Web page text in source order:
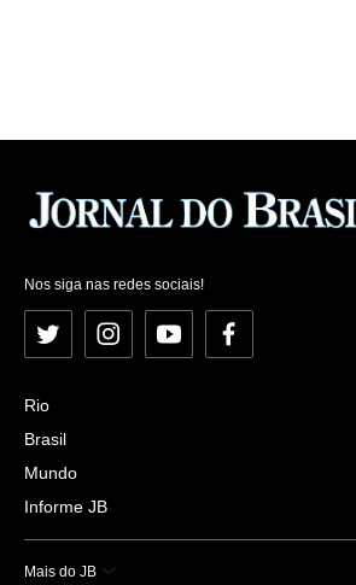
Nos siga nas redes sociais!
Twitter InstagramYouTubeFacebook
Rio
Brasil
Mundo
Informe JB
Mais do JB